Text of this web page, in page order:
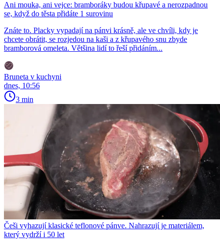
Ani mouka, ani vejce: bramboráky budou křupavé a nerozpadnou
se, když do těsta přidáte 1 surovinu
Znáte to. Placky vypadají na pánvi krásně, ale ve chvíli, kdy je
chcete obrátit, se rozjedou na kaši a z křupavého snu zbyde
bramborová omeleta. Většina lidí to řeší přidáním...
Bruneta v kuchyni
dnes, 10:56
3 min
Češi vyhazují klasické teflonové pánve. Nahrazují je materiálem,
který vydrží i 50 let